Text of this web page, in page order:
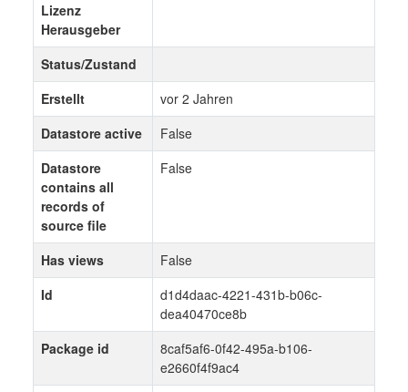
Lizenz
Herausgeber
Status/Zustand
Erstellt
vor 2 Jahren
Datastore active
False
Datastore
contains all
records of
source file
False
Has views
False
Id
d1d4daac-4221-431b-b06c-
dea40470ce8b
Package id
8caf5af6-0f42-495a-b106-
e2660f4f9ac4